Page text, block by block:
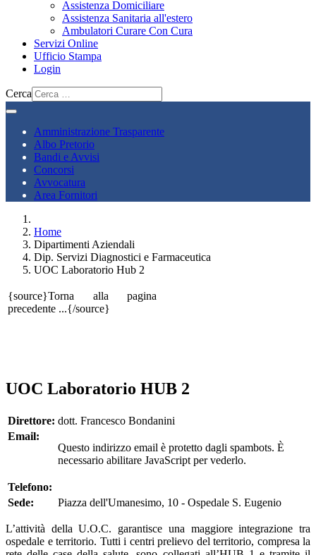
Assistenza Domiciliare
Assistenza Sanitaria all'estero
Ambulatori Curare Con Cura
Servizi Online
Ufficio Stampa
Login
Cerca
Amministrazione Trasparente
Albo Pretorio
Bandi e Avvisi
Concorsi
Avvocatura
Area Fornitori
Home
Dipartimenti Aziendali
Dip. Servizi Diagnostici e Farmaceutica
UOC Laboratorio Hub 2
{source}Torna alla pagina
precedente ...{/source}
UOC Laboratorio HUB 2
Direttore: dott. Francesco Bondanini
Email:
Questo indirizzo email è protetto dagli spambots. È
necessario abilitare JavaScript per vederlo.
Telefono:
Sede:
Piazza dell'Umanesimo, 10 - Ospedale S. Eugenio
L’attività della U.O.C. garantisce una maggiore integrazione tra
ospedale e territorio. Tutti i centri prelievo del territorio, compresa la